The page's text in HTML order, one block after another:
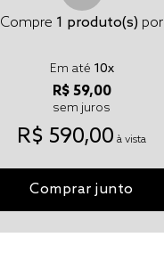
Compre 1 produto(s) por
Em até 10x
R$ 59,00
sem juros
R$ 590,00 à vista
Comprar junto